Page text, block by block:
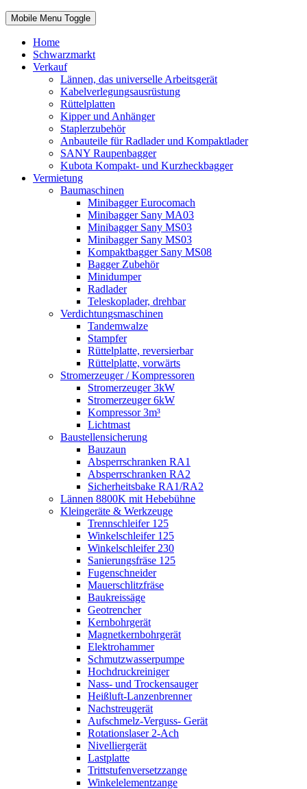
Mobile Menu Toggle
Home
Schwarzmarkt
Verkauf
Lännen, das universelle Arbeitsgerät
Kabelverlegungsausrüstung
Rüttelplatten
Kipper und Anhänger
Staplerzubehör
Anbauteile für Radlader und Kompaktlader
SANY Raupenbagger
Kubota Kompakt- und Kurzheckbagger
Vermietung
Baumaschinen
Minibagger Eurocomach
Minibagger Sany MA03
Minibagger Sany MS03
Minibagger Sany MS03
Kompaktbagger Sany MS08
Bagger Zubehör
Minidumper
Radlader
Teleskoplader, drehbar
Verdichtungsmaschinen
Tandemwalze
Stampfer
Rüttelplatte, reversierbar
Rüttelplatte, vorwärts
Stromerzeuger / Kompressoren
Stromerzeuger 3kW
Stromerzeuger 6kW
Kompressor 3m³
Lichtmast
Baustellensicherung
Bauzaun
Absperrschranken RA1
Absperrschranken RA2
Sicherheitsbake RA1/RA2
Lännen 8800K mit Hebebühne
Kleingeräte & Werkzeuge
Trennschleifer 125
Winkelschleifer 125
Winkelschleifer 230
Sanierungsfräse 125
Fugenschneider
Mauerschlitzfräse
Baukreissäge
Geotrencher
Kernbohrgerät
Magnetkernbohrgerät
Elektrohammer
Schmutzwasserpumpe
Hochdruckreiniger
Nass- und Trockensauger
Heißluft-Lanzenbrenner
Nachstreugerät
Aufschmelz-Verguss- Gerät
Rotationslaser 2-Ach
Nivelliergerät
Lastplatte
Trittstufenversetzzange
Winkelelementzange